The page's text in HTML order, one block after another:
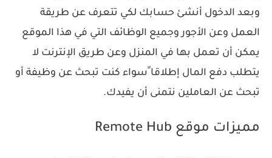
وبعد الدخول أنشئ حسابك لكي تتعرف عن طريقة
العمل وعن الأجور وجميع الوظائف التي في هذا الموقع
يمكن أن تعمل بها في المنزل وعن طريق الإنترنت لا
يتطلب دفع المال إطلاقا ًسواء كنت تبحث عن وظيفة أو
تبحث عن العاملين نتمنى أن يفيدك.
مميزات موقع Remote Hub